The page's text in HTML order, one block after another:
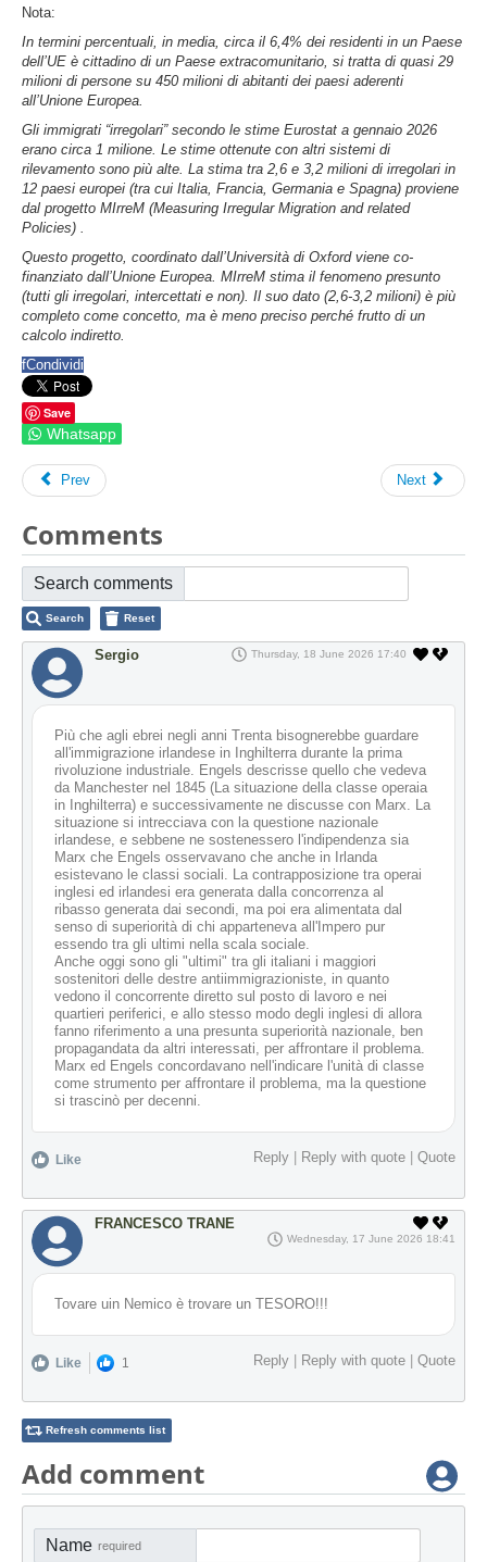
Nota:
In termini percentuali, in media, circa il 6,4% dei residenti in un Paese
dell’UE è cittadino di un Paese extracomunitario, si tratta di quasi 29
milioni di persone su 450 milioni di abitanti dei paesi aderenti
all’Unione Europea.
Gli immigrati “irregolari” secondo le stime Eurostat a gennaio 2026
erano circa 1 milione. Le stime ottenute con altri sistemi di
rilevamento sono più alte. La stima tra 2,6 e 3,2 milioni di irregolari in
12 paesi europei (tra cui Italia, Francia, Germania e Spagna) proviene
dal progetto MIrreM (Measuring Irregular Migration and related
Policies) .
Questo progetto, coordinato dall’Università di Oxford viene co-
finanziato dall’Unione Europea. MIrreM stima il fenomeno presunto
(tutti gli irregolari, intercettati e non). Il suo dato (2,6-3,2 milioni) è più
completo come concetto, ma è meno preciso perché frutto di un
calcolo indiretto.
fCondividi
Save
Whatsapp
Prev Next
Comments
Search comments
Search Reset
Sergio Thursday, 18 June 2026 17:40
Più che agli ebrei negli anni Trenta bisognerebbe guardare
all'immigrazione irlandese in Inghilterra durante la prima
rivoluzione industriale. Engels descrisse quello che vedeva
da Manchester nel 1845 (La situazione della classe operaia
in Inghilterra) e successivamente ne discusse con Marx. La
situazione si intrecciava con la questione nazionale
irlandese, e sebbene ne sostenessero l'indipendenza sia
Marx che Engels osservavano che anche in Irlanda
esistevano le classi sociali. La contrapposizione tra operai
inglesi ed irlandesi era generata dalla concorrenza al
ribasso generata dai secondi, ma poi era alimentata dal
senso di superiorità di chi apparteneva all'Impero pur
essendo tra gli ultimi nella scala sociale.
Anche oggi sono gli "ultimi" tra gli italiani i maggiori
sostenitori delle destre antiimmigrazioniste, in quanto
vedono il concorrente diretto sul posto di lavoro e nei
quartieri periferici, e allo stesso modo degli inglesi di allora
fanno riferimento a una presunta superiorità nazionale, ben
propagandata da altri interessati, per affrontare il problema.
Marx ed Engels concordavano nell'indicare l'unità di classe
come strumento per affrontare il problema, ma la questione
si trascinò per decenni.
Like Reply Reply with quote Quote
FRANCESCO TRANE
Wednesday, 17 June 2026 18:41
Tovare uin Nemico è trovare un TESORO!!!
Like 1 Reply Reply with quote Quote
Refresh comments list
Add comment
Name required